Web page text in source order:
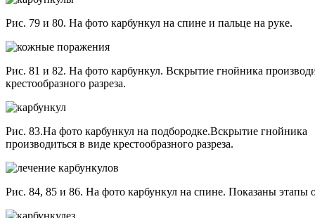
Рис. 79 и 80. На фото карбункул на спине и пальце на руке.
Рис. 81 и 82. На фото карбункул. Вскрытие гнойника
крестообразного разреза.
Рис. 83.На фото карбункул на подбородке.Вскрытие гнойника
производиться в виде крестообразного разреза.
Рис. 84, 85 и 86. На фото карбункул на спине. Показаны этапы